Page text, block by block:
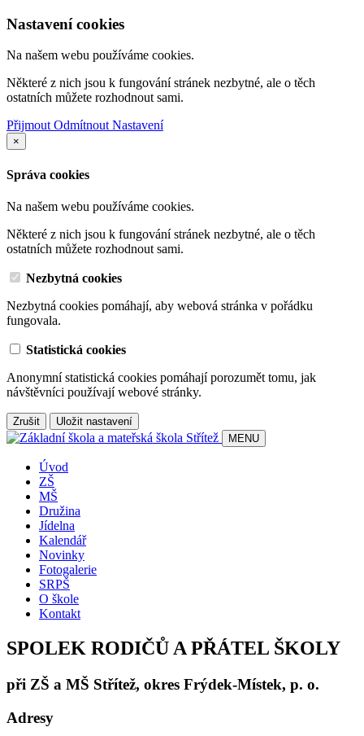
Nastavení cookies
Na našem webu používáme cookies.
Některé z nich jsou k fungování stránek nezbytné, ale o těch
ostatních můžete rozhodnout sami.
PřijmoutOdmítnoutNastavení
×
Správa cookies
Na našem webu používáme cookies.
Některé z nich jsou k fungování stránek nezbytné, ale o těch
ostatních můžete rozhodnout sami.
Nezbytná cookies
Nezbytná cookies pomáhají, aby webová stránka v pořádku
fungovala.
Statistická cookies
Anonymní statistická cookies pomáhají porozumět tomu, jak
návštěvníci používají webové stránky.
Zrušit
Uložit nastavení
MENU
Úvod
ZŠ
MŠ
Družina
Jídelna
Kalendář
Novinky
Fotogalerie
SRPŠ
O škole
Kontakt
SPOLEK RODIČŮ A PŘÁTEL ŠKOLY
při ZŠ a MŠ Střítež, okres Frýdek-Místek, p. o.
Adresy